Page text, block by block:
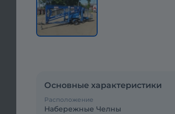
Основные характеристики
Расположение
Набережные Челны